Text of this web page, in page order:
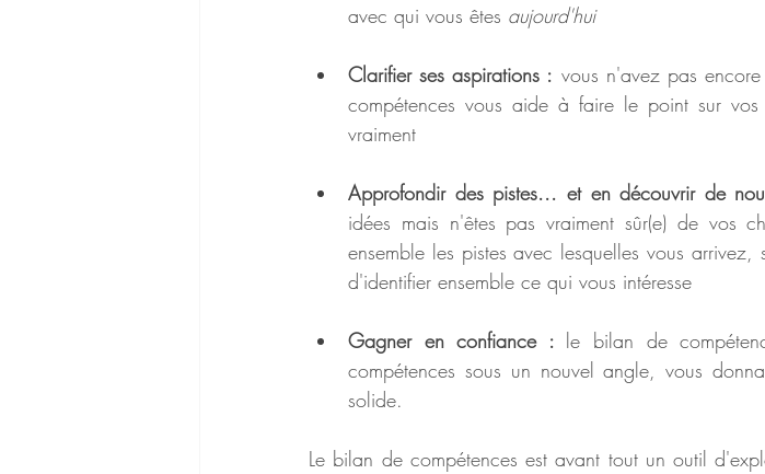
avec qui vous êtes aujourd'hui
Clarifier ses aspirations : vous n'avez pas
compétences vous aide à faire le point sur
vraiment
Approfondir des pistes... et en découvrir de
idées mais n'êtes pas vraiment sûr(e) de vos
ensemble les pistes avec lesquelles vous arrivez,
d'identifier ensemble ce qui vous intéresse
Gagner en confiance : le bilan de
compétences sous un nouvel angle, vous
solide.
Le bilan de compétences est avant tout un outil